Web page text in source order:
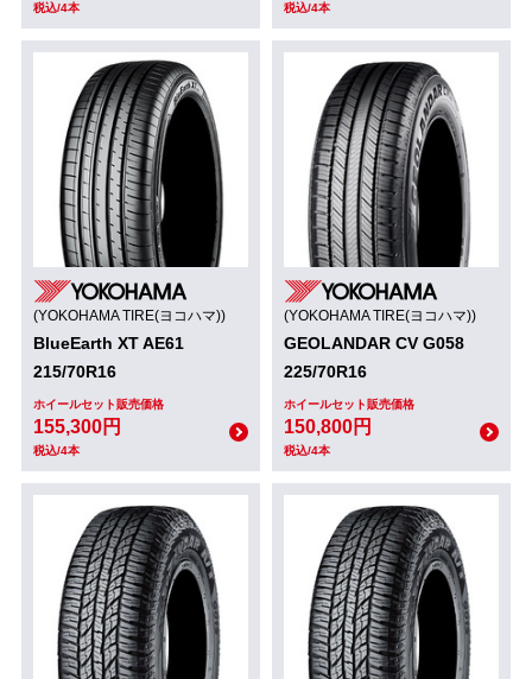
税込/4本 税込/4本
(YOKOHAMA TIRE(ヨコハマ))
BlueEarth XT AE61
215/70R16
ホイールセット販売価格
155,300円
税込/4本
(YOKOHAMA TIRE(ヨコハマ))
GEOLANDAR CV G058
225/70R16
ホイールセット販売価格
150,800円
税込/4本